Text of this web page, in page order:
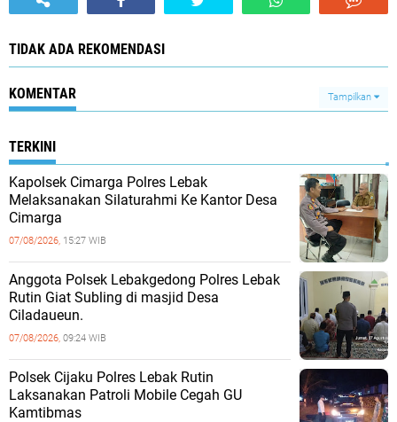
TIDAK ADA REKOMENDASI
KOMENTAR Tampilkan
TERKINI
Kapolsek Cimarga Polres Lebak
Melaksanakan Silaturahmi Ke Kantor Desa
Cimarga
07/08/2026, 15:27 WIB
Anggota Polsek Lebakgedong Polres Lebak
Rutin Giat Subling di masjid Desa
Ciladaueun.
07/08/2026, 09:24 WIB
Polsek Cijaku Polres Lebak Rutin
Laksanakan Patroli Mobile Cegah GU
Kamtibmas